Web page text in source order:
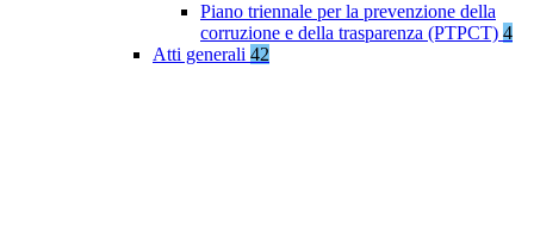
Piano triennale per la prevenzione della
corruzione e della trasparenza (PTPCT) 4
Atti generali 42